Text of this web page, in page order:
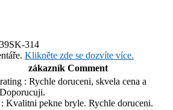
314
Klikněte zde se dozvíte více.
zákazník Comment
: Rychle doruceni, skvela cena a
Kvalitni pekne bryle. Rychle doruceni.